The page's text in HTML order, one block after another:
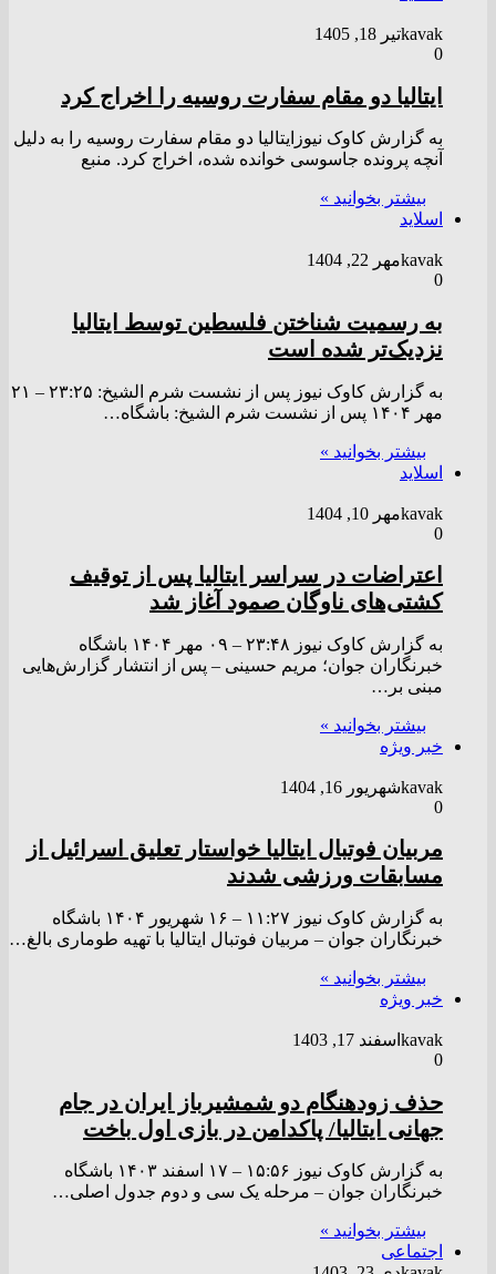
kavakتیر 18, 1405
0
ایتالیا دو مقام سفارت روسیه را اخراج کرد
به گزارش کاوک نیوزایتالیا دو مقام سفارت روسیه را به دلیل
آنچه پرونده جاسوسی خوانده شده، اخراج کرد. منبع
بیشتر بخوانید »
اسلاید
kavakمهر 22, 1404
0
به رسمیت شناختن فلسطین توسط ایتالیا
نزدیک‌تر شده است
به گزارش کاوک نیوز پس از نشست شرم الشیخ: ۲۳:۲۵ – ۲۱
مهر ۱۴۰۴ پس از نشست شرم الشیخ: باشگاه…
بیشتر بخوانید »
اسلاید
kavakمهر 10, 1404
0
اعتراضات در سراسر ایتالیا پس از توقیف
کشتی‌های ناوگان صمود آغاز شد
به گزارش کاوک نیوز ۲۳:۴۸ – ۰۹ مهر ۱۴۰۴ باشگاه
خبرنگاران جوان؛ مریم حسینی – پس از انتشار گزارش‌هایی
مبنی بر…
بیشتر بخوانید »
خبر ویژه
kavakشهریور 16, 1404
0
مربیان فوتبال ایتالیا خواستار تعلیق اسرائیل از
مسابقات ورزشی شدند
به گزارش کاوک نیوز ۱۱:۲۷ – ۱۶ شهريور ۱۴۰۴ باشگاه
خبرنگاران جوان – مربیان فوتبال ایتالیا با تهیه طوماری بالغ…
بیشتر بخوانید »
خبر ویژه
kavak اسفند 17, 1403
0
حذف زودهنگام دو شمشیرباز ایران در جام
جهانی ایتالیا/ پاکدامن در بازی اول باخت
به گزارش کاوک نیوز ۱۵:۵۶ – ۱۷ اسفند ۱۴۰۳ باشگاه
خبرنگاران جوان – مرحله یک سی و دوم جدول اصلی…
بیشتر بخوانید »
اجتماعی